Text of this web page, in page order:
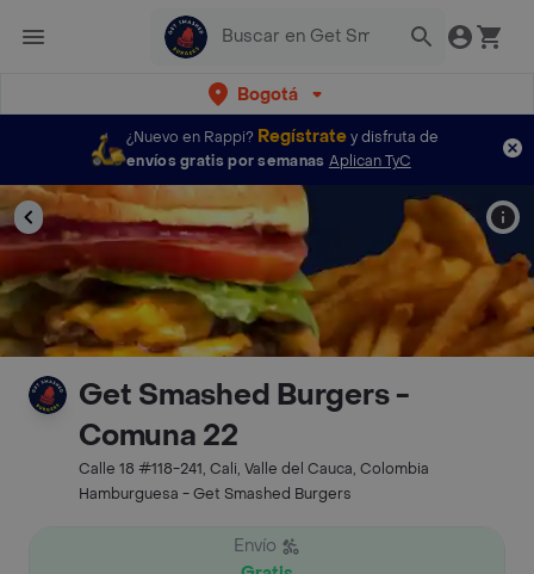
Bogotá
¿Nuevo en Rappi? Regístratey disfruta de
envíos gratis por semanas Aplican TyC
Get Smashed Burgers -
Comuna 22
Calle 18 #118-241, Cali, Valle del Cauca, Colombia
Hamburguesa - Get Smashed Burgers
Envío